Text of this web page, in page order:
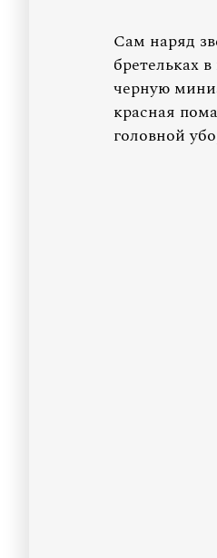
Сам наряд
бретельках
черную
красная
головной